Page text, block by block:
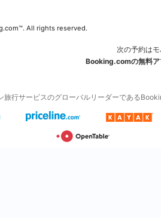
All rights reserved.
次の予約は
Booking.comの無料ア
旅行サービスのグローバルリーダーである